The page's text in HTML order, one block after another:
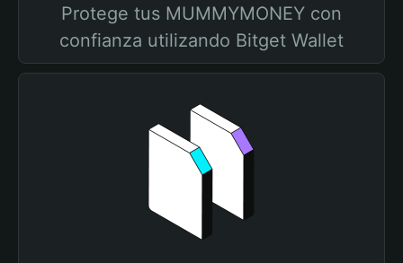
Protege tus MUMMYMONEY con
confianza utilizando Bitget Wallet